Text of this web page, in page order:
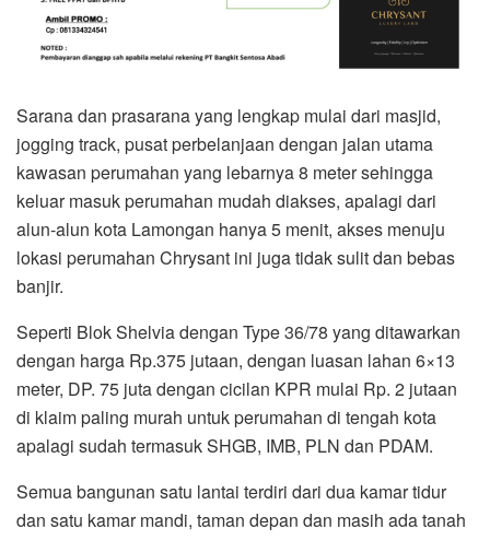
Sarana dan prasarana yang lengkap mulai dari masjid,
jogging track, pusat perbelanjaan dengan jalan utama
kawasan perumahan yang lebarnya 8 meter sehingga
keluar masuk perumahan mudah diakses, apalagi dari
alun-alun kota Lamongan hanya 5 menit, akses menuju
lokasi perumahan Chrysant ini juga tidak sulit dan bebas
banjir.
Seperti Blok Shelvia dengan Type 36/78 yang ditawarkan
dengan harga Rp.375 jutaan, dengan luasan lahan 6×13
meter, DP. 75 juta dengan cicilan KPR mulai Rp. 2 jutaan
di klaim paling murah untuk perumahan di tengah kota
apalagi sudah termasuk SHGB, IMB, PLN dan PDAM.
Semua bangunan satu lantai terdiri dari dua kamar tidur
dan satu kamar mandi, taman depan dan masih ada tanah